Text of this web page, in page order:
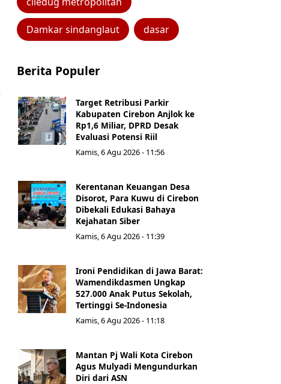
Damkar sindanglaut dasar
Berita Populer
Target Retribusi Parkir
Kabupaten Cirebon Anjlok ke
Rp1,6 Miliar, DPRD Desak
Evaluasi Potensi Riil
Kamis, 6 Agu 2026 - 11:56
Kerentanan Keuangan Desa
Disorot, Para Kuwu di Cirebon
Dibekali Edukasi Bahaya
Kejahatan Siber
Kamis, 6 Agu 2026 - 11:39
Ironi Pendidikan di Jawa Barat:
Wamendikdasmen Ungkap
527.000 Anak Putus Sekolah,
Tertinggi Se-Indonesia
Kamis, 6 Agu 2026 - 11:18
Mantan Pj Wali Kota Cirebon
Agus Mulyadi Mengundurkan
Diri dari ASN